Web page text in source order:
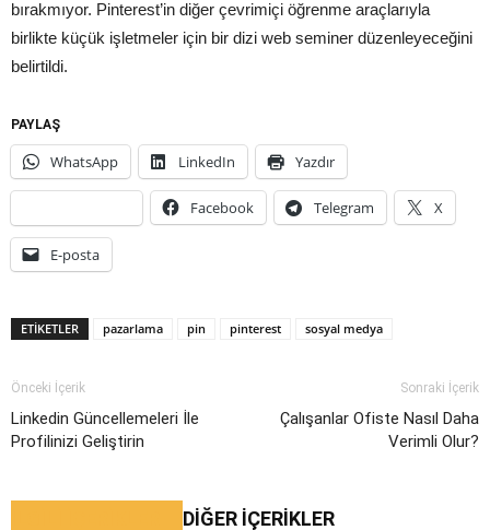
bırakmıyor. Pinterest’in diğer çevrimiçi öğrenme araçlarıyla
birlikte küçük işletmeler için bir dizi web seminer düzenleyeceğini
belirtildi.
PAYLAŞ
WhatsApp LinkedIn Yazdır
Facebook Telegram X
E-posta
ETIKETLER pazarlama pin pinterest sosyal medya
Önceki İçerik
Linkedin Güncellemeleri İle
Profilinizi Geliştirin
Sonraki İçerik
Çalışanlar Ofiste Nasıl Daha
Verimli Olur?
DIĞER İÇERIKLER